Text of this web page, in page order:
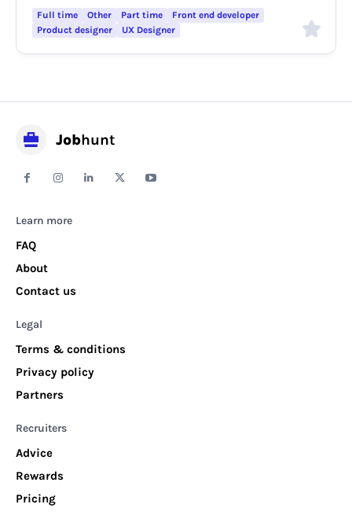
Full time Other Part time
Front end developer
Product designer
UX Designer
Learn more
FAQ
About
Contact us
Legal
Terms & conditions
Privacy policy
Partners
Recruiters
Advice
Rewards
Pricing
Jobhunt